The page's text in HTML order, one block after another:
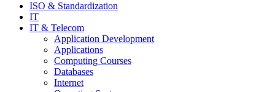
ISO & Standardization
IT
IT & Telecom
Application Development
Applications
Computing Courses
Databases
Internet